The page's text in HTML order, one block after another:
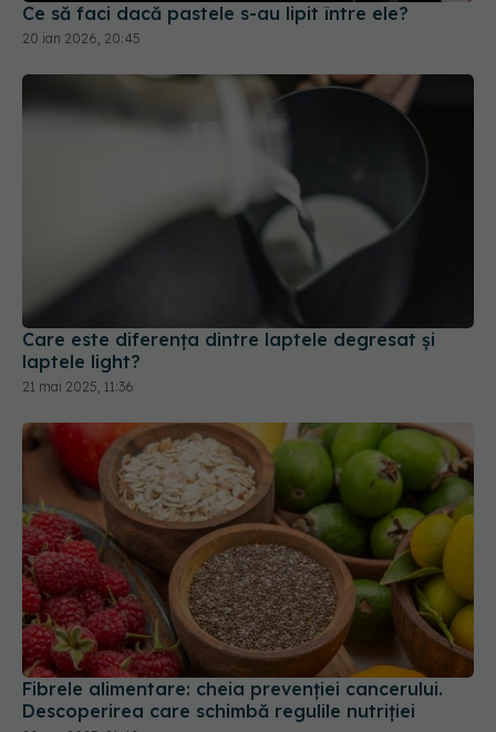
Care este diferența dintre laptele degresat și
laptele light?
21 mai 2025, 11:36
Fibrele alimentare: cheia prevenției cancerului.
Descoperirea care schimbă regulile nutriției
20 apr 2025, 21:48